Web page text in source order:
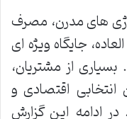
های مدرن، مصرف
جایگاه ویژه ای
از مشتریان،
انتخابی اقتصادی و
ادامه این گزارش